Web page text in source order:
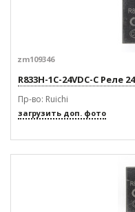
zm109346
R833H-1C-24VDC-C Реле
Пр-во: Ruichi
загрузить доп. фото